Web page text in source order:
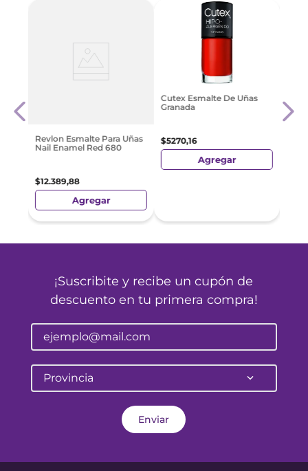
Revlon Esmalte Para Uñas
Nail Enamel Red 680
$12.389,88
Agregar
Cutex Esmalte De Uñas
Granada
$5270,16
Agregar
¡Suscribite y recibe un cupón de
descuento en tu primera compra!
Provincia
Enviar